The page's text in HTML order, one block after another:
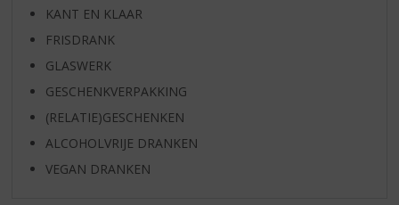
KANT EN KLAAR
FRISDRANK
GLASWERK
GESCHENKVERPAKKING
(RELATIE)GESCHENKEN
ALCOHOLVRIJE DRANKEN
VEGAN DRANKEN